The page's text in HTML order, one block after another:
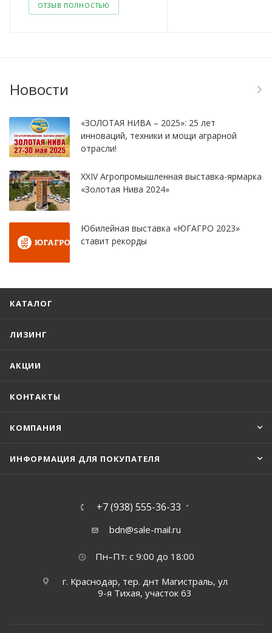
ОТЗЫВ ПОЛНОСТЬЮ
Новости
«ЗОЛОТАЯ НИВА – 2025»: 25 лет
инноваций, техники и мощи аграрной
отрасли!
XXIV Агропромышленная выставка-ярмарка
«Золотая Нива 2024»
Юбилейная выставка «ЮГАГРО 2023»
ставит рекорды
КАТАЛОГ
ЛИЗИНГ
АКЦИИ
КОНТАКТЫ
КОМПАНИЯ
ИНФОРМАЦИЯ ДЛЯ ПОКУПАТЕЛЯ
+7 (938) 555-36-33
bdn@sale-mail.ru
Пн–Пт: с 9:00 до 18:00
г. Краснодар, тер. днт Магистраль, ул
9-я Тихая, участок 63